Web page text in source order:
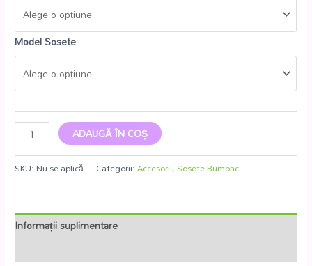
Model Sosete
ADAUGĂ ÎN COȘ
SKU: Nu se aplică Categorii:Accesorii,Sosete Bumbac
Informații suplimentare